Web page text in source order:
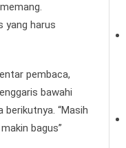
yang harus
pembaca,
bawahi
“Masih
bagus”